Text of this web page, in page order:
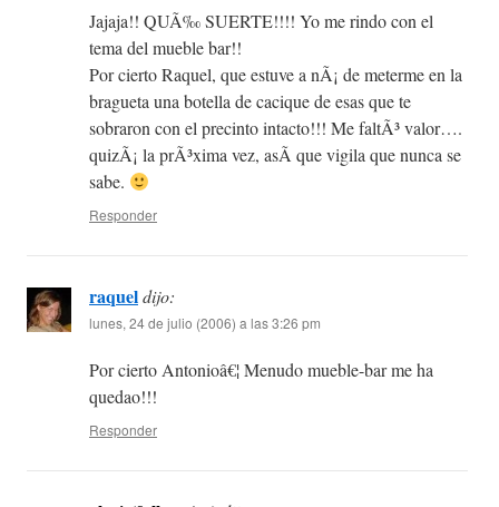
Jajaja!! QUÃ‰ SUERTE!!!! Yo me rindo con el
tema del mueble bar!!
Por cierto Raquel, que estuve a nÃ¡ de meterme en la
bragueta una botella de cacique de esas que te
sobraron con el precinto intacto!!! Me faltÃ³ valor….
quizÃ¡ la prÃ³xima vez, asÃ­ que vigila que nunca se
sabe.
Responder
raqueldijo:
lunes, 24 de julio (2006) a las 3:26 pm
Por cierto Antonioâ€¦ Menudo mueble-bar me ha
quedao!!!
Responder